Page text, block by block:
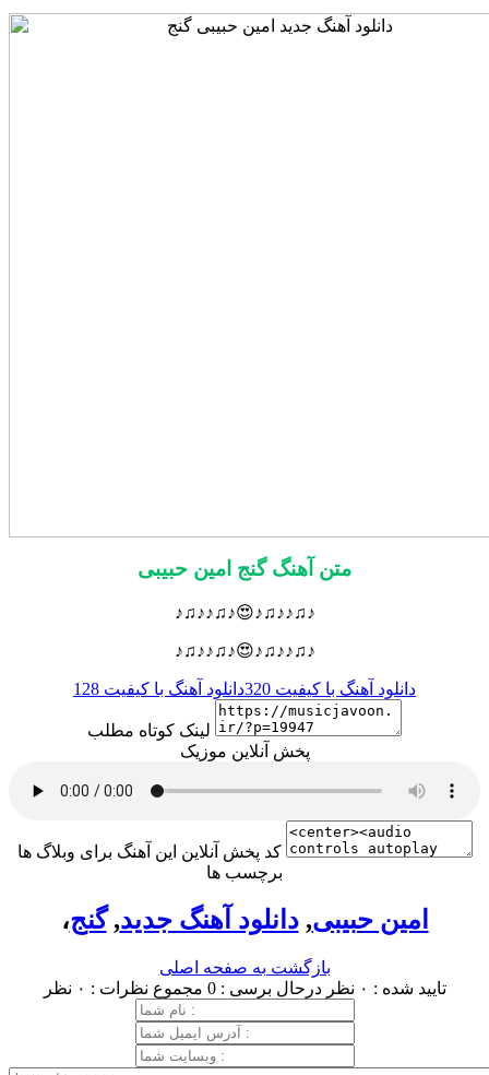
متن آهنگ گنج امین حبیبی
♪♫♪♪♫♪😍♪♫♪♪♫♪
♪♫♪♪♫♪😍♪♫♪♪♫♪
دانلود آهنگ با کیفیت 320 دانلود آهنگ با کیفیت 128
لینک کوتاه مطلب
پخش آنلاین موزیک
کد پخش آنلاین این آهنگ برای وبلاگ ها
برچسب ها
، امین حبیبی,دانلود آهنگ جدید,گنج
بازگشت به صفحه اصلی
تایید شده : ۰ نظر
درحال برسی : 0 مجموع نظرات : ۰ نظر